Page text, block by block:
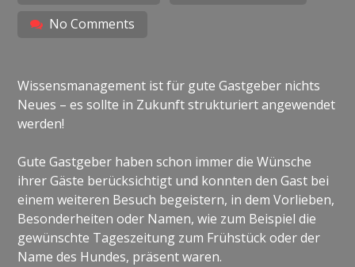
No Comments
Wissensmanagement ist für gute Gastgeber nichts
Neues – es sollte in Zukunft strukturiert angewendet
werden!
Gute Gastgeber haben schon immer die Wünsche
ihrer Gäste berücksichtigt und konnten den Gast bei
einem weiteren Besuch begeistern, in dem Vorlieben,
Besonderheiten oder Namen, wie zum Beispiel die
gewünschte Tageszeitung zum Frühstück oder der
Name des Hundes, präsent waren.